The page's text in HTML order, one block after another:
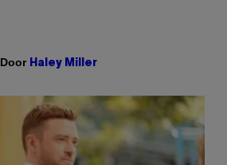
Door Haley Miller